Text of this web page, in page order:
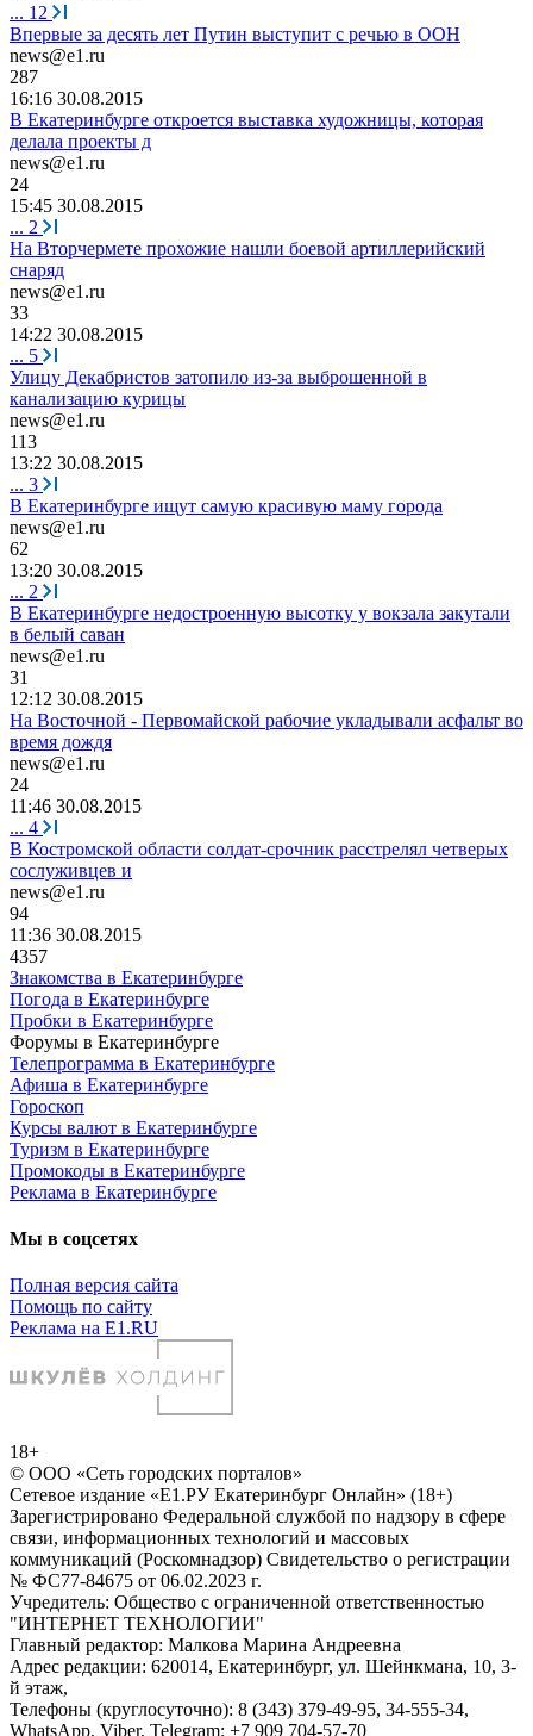
... 12
Впервые за десять лет Путин выступит с речью в ООН
news@e1.ru
287
16:16 30.08.2015
В Екатеринбурге откроется выставка художницы, которая
делала проекты д
news@e1.ru
24
15:45 30.08.2015
... 2
На Вторчермете прохожие нашли боевой артиллерийский
снаряд
news@e1.ru
33
14:22 30.08.2015
... 5
Улицу Декабристов затопило из-за выброшенной в
канализацию курицы
news@e1.ru
113
13:22 30.08.2015
... 3
В Екатеринбурге ищут самую красивую маму города
news@e1.ru
62
13:20 30.08.2015
... 2
В Екатеринбурге недостроенную высотку у вокзала закутали
в белый саван
news@e1.ru
31
12:12 30.08.2015
На Восточной - Первомайской рабочие укладывали асфальт во
время дождя
news@e1.ru
24
11:46 30.08.2015
... 4
В Костромской области солдат-срочник расстрелял четверых
сослуживцев и
news@e1.ru
94
11:36 30.08.2015
4357
Знакомства в Екатеринбурге
Погода в Екатеринбурге
Пробки в Екатеринбурге
Форумы в Екатеринбурге
Телепрограмма в Екатеринбурге
Афиша в Екатеринбурге
Гороскоп
Курсы валют в Екатеринбурге
Туризм в Екатеринбурге
Промокоды в Екатеринбурге
Реклама в Екатеринбурге
Мы в соцсетях
Полная версия сайта
Помощь по сайту
Реклама на E1.RU
18+
© ООО «Сеть городских порталов»
Сетевое издание «Е1.РУ Екатеринбург Онлайн» (18+)
Зарегистрировано Федеральной службой по надзору в сфере
связи, информационных технологий и массовых
коммуникаций (Роскомнадзор) Свидетельство о регистрации
№ ФС77-84675 от 06.02.2023 г.
Учредитель: Общество с ограниченной ответственностью
"ИНТЕРНЕТ ТЕХНОЛОГИИ"
Главный редактор: Малкова Марина Андреевна
Адрес редакции: 620014, Екатеринбург, ул. Шейнкмана, 10, 3-
й этаж,
Телефоны (круглосуточно): 8 (343) 379-49-95, 34-555-34,
WhatsApp, Viber, Telegram: +7 909 704-57-70